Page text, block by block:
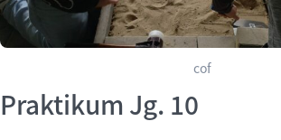
Praktikum Jg. 10
cof